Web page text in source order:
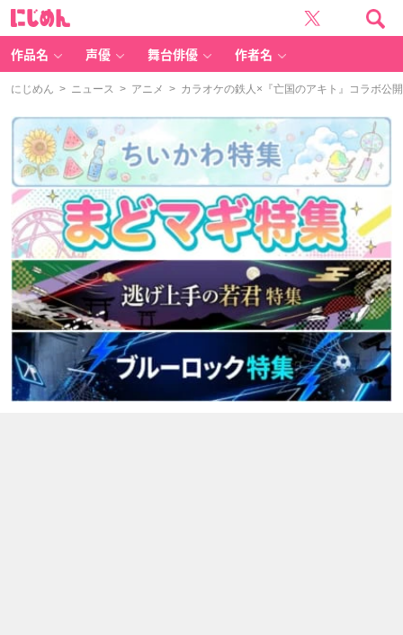
作品名 声優 舞台俳優 作者名
にじめん > ニュース > アニメ > カラオケの鉄人×『亡国のアキト』コラボ公